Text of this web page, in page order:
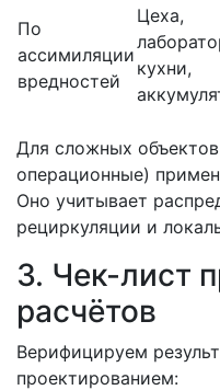
По
ассимиляции
вредностей
Цеха,
кухни,
Для сложных
операционные)
Оно учитывает
рециркуляции и
3. Чек-лист
расчётов
Верифицируем
проектированием: